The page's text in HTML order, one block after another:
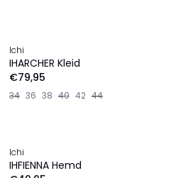
NEU
Ichi
IHARCHER Kleid
€79,95
34 36 38 40 42 44
NEU
Ichi
IHFIENNA Hemd